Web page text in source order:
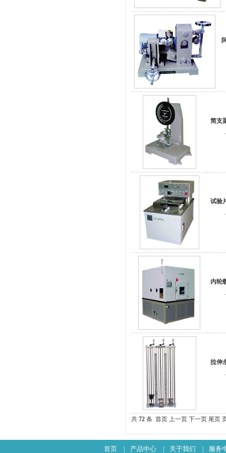
简支
试验
内轮
拉伸
共 72 条 首页 上一页 下一页 尾页
首页 | 产品中心 | 关于我们 | 服务